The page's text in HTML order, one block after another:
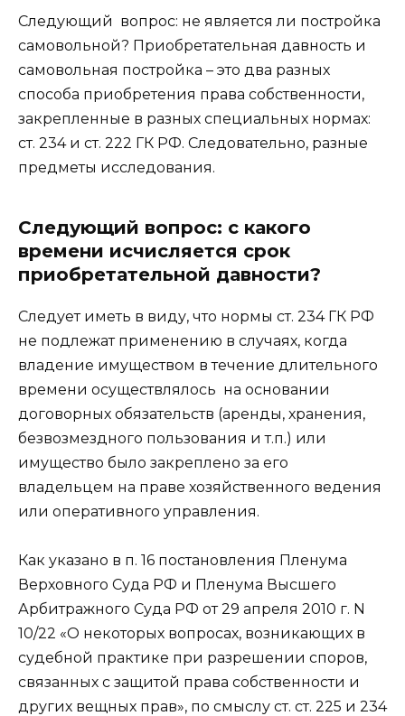
Следующий вопрос: не является ли постройка
самовольной? Приобретательная давность и
самовольная постройка – это два разных
способа приобретения права собственности,
закрепленные в разных специальных нормах:
ст. 234 и ст. 222 ГК РФ. Следовательно, разные
предметы исследования.
Следующий вопрос: с какого
времени исчисляется срок
приобретательной давности?
Следует иметь в виду, что нормы ст. 234 ГК РФ
не подлежат применению в случаях, когда
владение имуществом в течение длительного
времени осуществлялось на основании
договорных обязательств (аренды, хранения,
безвозмездного пользования и т.п.) или
имущество было закреплено за его
владельцем на праве хозяйственного ведения
или оперативного управления.
Как указано в п. 16 постановления Пленума
Верховного Суда РФ и Пленума Высшего
Арбитражного Суда РФ от 29 апреля 2010 г. N
10/22 «О некоторых вопросах, возникающих в
судебной практике при разрешении споров,
связанных с защитой права собственности и
других вещных прав», по смыслу ст. ст. 225 и 234